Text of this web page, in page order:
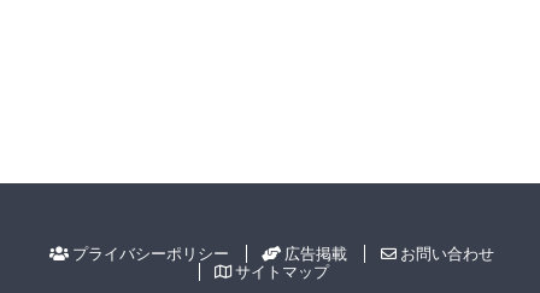
プライバシーポリシー 広告掲載
お問い合わせ
サイトマップ